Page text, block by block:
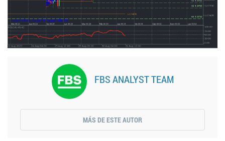
FBS ANALYST TEAM
MÁS DE ESTE AUTOR